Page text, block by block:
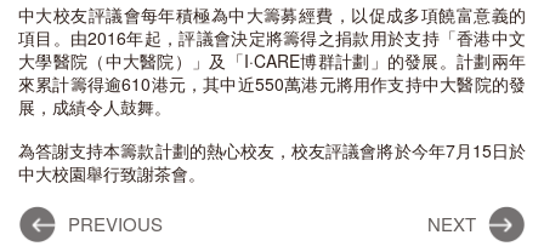
中大校友評議會每年積極為中大籌募經費，以促成多項饒富意義的
項目。由2016年起，評議會決定將籌得之捐款用於支持「香港中文
大學醫院（中大醫院）」及「I·CARE博群計劃」的發展。計劃兩年
來累計籌得逾610港元，其中近550萬港元將用作支持中大醫院的發
展，成績令人鼓舞。
為答謝支持本籌款計劃的熱心校友，校友評議會將於今年7月15日於
中大校園舉行致謝茶會。
PREVIOUS NEXT